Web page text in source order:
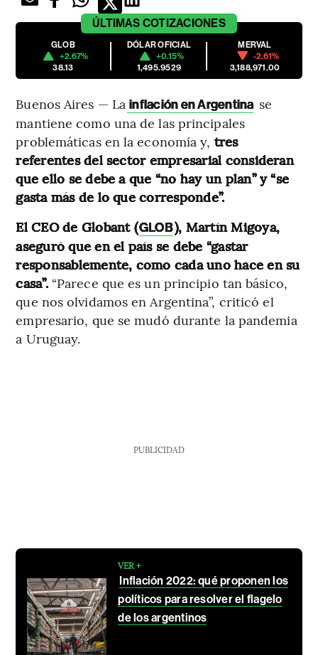
ÚLTIMAS COTIZACIONES
GLOB
+2.67%
38.13
DÓLAR OFICIAL
+0.15%
1,495.9529
MERVAL
-2.61%
3,188,971.00
Buenos Aires — La inflación en Argentina se
mantiene como una de las principales
problemáticas en la economía y, tres
referentes del sector empresarial consideran
que ello se debe a que “no hay un plan” y “se
gasta más de lo que corresponde”.
El CEO de Globant (GLOB), Martín Migoya,
aseguró que en el país se debe “gastar
responsablemente, como cada uno hace en su
casa”.“Parece que es un principio tan básico,
que nos olvidamos en Argentina”, criticó el
empresario, que se mudó durante la pandemia
a Uruguay.
PUBLICIDAD
VER +
Inflación 2022: qué proponen los
políticos para resolver el flagelo
de los argentinos